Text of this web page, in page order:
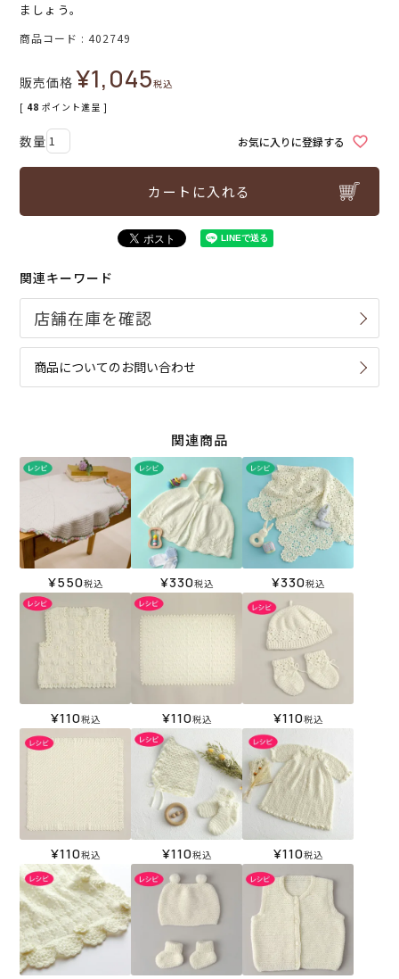
ましょう。
商品コード 402749
販売価格 ¥1,045税込
[ 48 ポイント進呈 ]
お気に入りに登録する
カートに入れる
関連キーワード
商品についてのお問い合わせ
関連商品
¥550税込 ¥330税込 ¥330税込
¥110税込 ¥110税込 ¥110税込
¥110税込 ¥110税込 ¥110税込